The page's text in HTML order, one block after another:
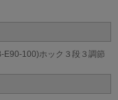
E90-100)ホック３段３調節